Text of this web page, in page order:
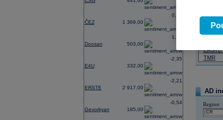
ČEZ 1 369,00
0,74
Doosan 503,00
1,21
E4U 332,00
-2,35
ERSTE 2 917,00
-2,21
Gevorkyan 185,00
-0,54
Název
ČEZ
ERSTE
TMR
AD
Region